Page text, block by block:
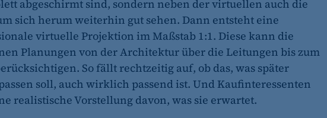
abgeschirmt sind, sondern neben der virtuellen auch die
sich herum weiterhin gut sehen. Dann entsteht eine
virtuelle Projektion im Maßstab 1:1. Diese kann die
Planungen von der Architektur über die Leitungen bis zum
So fällt rechtzeitig auf, ob das, was später
soll, auch wirklich passend ist. Und Kaufinteressenten
realistische Vorstellung davon, was sie erwartet.